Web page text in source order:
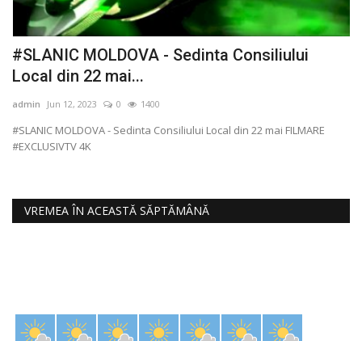
#SLANIC MOLDOVA - Sedinta Consiliului
Local din 22 mai...
admin Jun 12, 2023 0 1400
#SLANIC MOLDOVA - Sedinta Consiliului Local din 22 mai FILMARE
#EXCLUSIVTV 4K
VREMEA ÎN ACEASTĂ SĂPTĂMÂNĂ